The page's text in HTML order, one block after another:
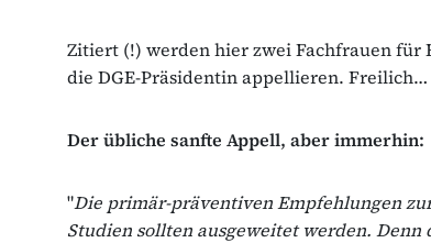
Zitiert (!) werden hier zwei Fachfrauen für
die DGE-Präsidentin appellieren. Freilich…
Der übliche sanfte Appell, aber immerhin:
"Die primär-präventiven Empfehlungen
Studien sollten ausgeweitet werden. Denn